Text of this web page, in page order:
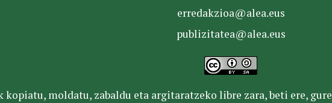
erredakzioa@alea.eus
publizitatea@alea.eus
kopiatu, moldatu, zabaldu eta argitaratzeko libre zara, beti ere,